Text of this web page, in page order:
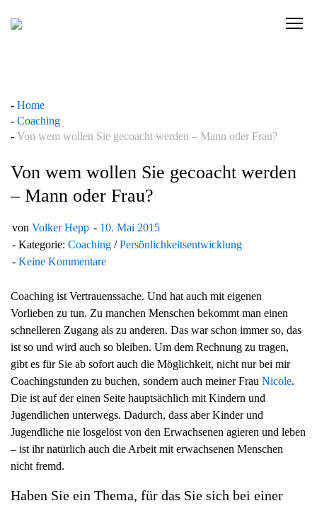
C
e
g
t
i
Home
Coaching
Von wem wollen Sie gecoacht werden – Mann oder Frau?
Von wem wollen Sie gecoacht werden
– Mann oder Frau?
von Volker Hepp
10. Mai 2015
Kategorie: Coaching /Persönlichkeitsentwicklung
Keine Kommentare
Coaching ist Vertrauenssache. Und hat auch mit eigenen
Vorlieben zu tun. Zu manchen Menschen bekommt man einen
schnelleren Zugang als zu anderen. Das war schon immer so, das
ist so und wird auch so bleiben. Um dem Rechnung zu tragen,
gibt es für Sie ab sofort auch die Möglichkeit, nicht nur bei mir
Coachingstunden zu buchen, sondern auch meiner Frau Nicole.
Die ist auf der einen Seite hauptsächlich mit Kindern und
Jugendlichen unterwegs. Dadurch, dass aber Kinder und
Jugendliche nie losgelöst von den Erwachsenen agieren und leben
– ist ihr natürlich auch die Arbeit mit erwachsenen Menschen
nicht fremd.
Haben Sie ein Thema, für das Sie sich bei einer